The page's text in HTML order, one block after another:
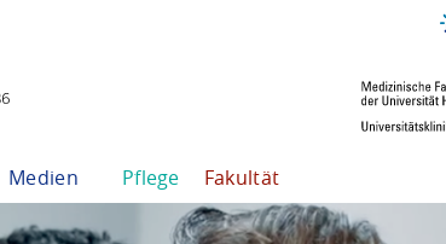
Medien Pflege Fakultät